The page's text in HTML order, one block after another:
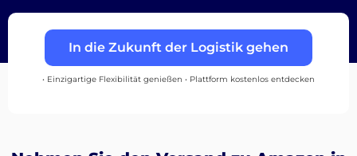
Registrieren
In die Zukunft der Logistik gehen
• Einzigartige Flexibilität genießen • Plattform kostenlos entdecken